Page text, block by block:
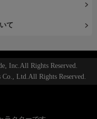
て
Inc.All Rights Reserved.
Ltd.All Rights Reserved.